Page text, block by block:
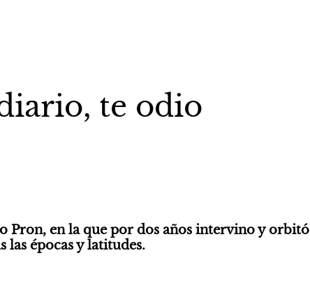
te odio
Pron, en la que por dos años intervino y orbitó
las épocas y latitudes.